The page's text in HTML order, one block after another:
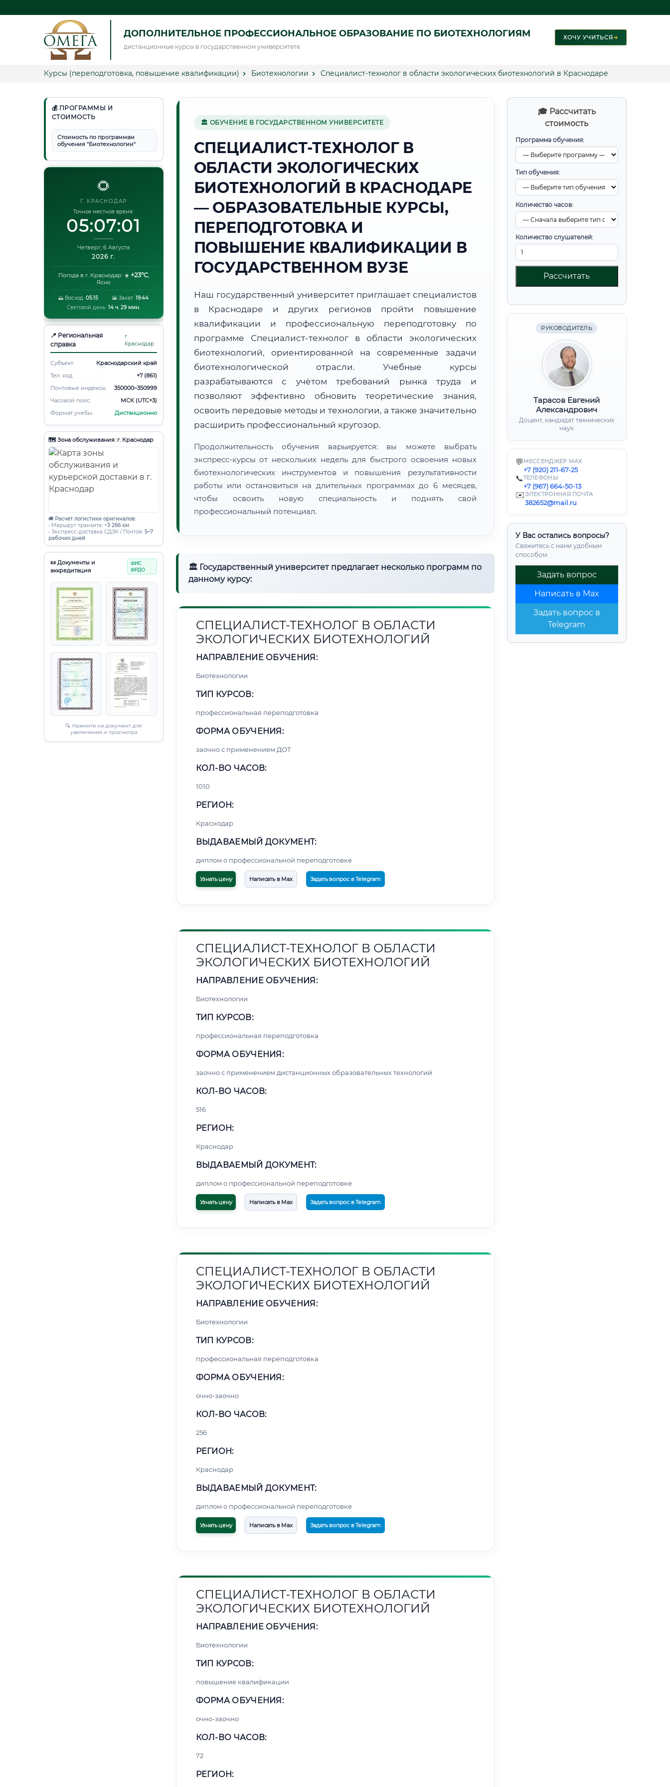
ДОПОЛНИТЕЛЬНОЕ ПРОФЕССИОНАЛЬНОЕ ОБРАЗОВАНИЕ ПО БИОТЕХНОЛОГИЯМ
дистанционные курсы в государственном университете
ХОЧУ УЧИТЬСЯ➜
Курсы (переподготовка, повышение квалификации) Биотехнологии Специалист-технолог в области экологических биотехнологий в Краснодаре
💰 ПРОГРАММЫ И
СТОИМОСТЬ
Стоимость по программам
обучения "Биотехнологии"
🌻
Г. КРАСНОДАР
Точное местное время:
05:07:02
Четверг, 6 Августа
2026 г.
Погода в г. Краснодар: ☀️ +23°C,
Ясно
🌅 Восход: 05:15 🌇 Закат:19:44
Световой день: 14 ч. 29 мин.
📍 Региональная
справка
г.
Краснодар
Субъект:
Краснодарский край
Тел. код:
+7 (861)
Почтовые индексы:
350000–350999
Часовой пояс:
МСК (UTC+3)
Формат учебы:
Дистанционно
🗺️ Зона обслуживания: г. Краснодар
🚚 Расчет логистики оригиналов:
• Маршрут транзита: ~3 266 км
• Экспресс-доставка СДЭК / Почтой: 5–7
рабочих дней
📜 Документы и
аккредитация
ФИС
ФРДО
🔍 Нажмите на документ для
увеличения и просмотра
🎓 Рассчитать
стоимость
Программа обучения:
Тип обучения:
Количество часов:
Количество слушателей:
Рассчитать
РУКОВОДИТЕЛЬ
Тарасов Евгений
Александрович
Доцент, кандидат технических
наук
💬 МЕССЕНДЖЕР MAX
+7 (920) 211-67-25
📞ТЕЛЕФОНЫ
+7 (967) 664-50-13
✉️ЭЛЕКТРОННАЯ ПОЧТА
382652@mail.ru
У Вас остались вопросы?
Свяжитесь с нами удобным
способом:
Задать вопрос
Написать в Max
Задать вопрос в
Telegram
🏛 ОБУЧЕНИЕ В ГОСУДАРСТВЕННОМ УНИВЕРСИТЕТЕ
СПЕЦИАЛИСТ-ТЕХНОЛОГ В
ОБЛАСТИ ЭКОЛОГИЧЕСКИХ
БИОТЕХНОЛОГИЙ В КРАСНОДАРЕ
— ОБРАЗОВАТЕЛЬНЫЕ КУРСЫ,
ПЕРЕПОДГОТОВКА И
ПОВЫШЕНИЕ КВАЛИФИКАЦИИ В
ГОСУДАРСТВЕННОМ ВУЗЕ
Наш государственный университет приглашает специалистов
в Краснодаре и других регионов пройти повышение
квалификации и профессиональную переподготовку по
программе Специалист-технолог в области экологических
биотехнологий, ориентированной на современные задачи
биотехнологической отрасли. Учебные курсы
разрабатываются с учётом требований рынка труда и
позволяют эффективно обновить теоретические знания,
освоить передовые методы и технологии, а также значительно
расширить профессиональный кругозор.
Продолжительность обучения варьируется: вы можете выбрать
экспресс-курсы от нескольких недель для быстрого освоения новых
биотехнологических инструментов и повышения результативности
работы или остановиться на длительных программах до 6 месяцев,
чтобы освоить новую специальность и поднять свой
профессиональный потенциал.
🏛 Государственный университет предлагает несколько программ по
данному курсу:
СПЕЦИАЛИСТ-ТЕХНОЛОГ В ОБЛАСТИ
ЭКОЛОГИЧЕСКИХ БИОТЕХНОЛОГИЙ
НАПРАВЛЕНИЕ ОБУЧЕНИЯ:
Биотехнологии
ТИП КУРСОВ:
профессиональная переподготовка
ФОРМА ОБУЧЕНИЯ:
заочно с применением ДОТ
КОЛ-ВО ЧАСОВ:
1010
РЕГИОН:
Краснодар
ВЫДАВАЕМЫЙ ДОКУМЕНТ:
диплом о профессиональной переподготовке
Узнать цену Написать в Max Задать вопрос в Telegram
СПЕЦИАЛИСТ-ТЕХНОЛОГ В ОБЛАСТИ
ЭКОЛОГИЧЕСКИХ БИОТЕХНОЛОГИЙ
НАПРАВЛЕНИЕ ОБУЧЕНИЯ:
Биотехнологии
ТИП КУРСОВ:
профессиональная переподготовка
ФОРМА ОБУЧЕНИЯ:
заочно с применением дистанционных образовательных технологий
КОЛ-ВО ЧАСОВ:
516
РЕГИОН:
Краснодар
ВЫДАВАЕМЫЙ ДОКУМЕНТ:
диплом о профессиональной переподготовке
Узнать цену Написать в Max Задать вопрос в Telegram
СПЕЦИАЛИСТ-ТЕХНОЛОГ В ОБЛАСТИ
ЭКОЛОГИЧЕСКИХ БИОТЕХНОЛОГИЙ
НАПРАВЛЕНИЕ ОБУЧЕНИЯ:
Биотехнологии
ТИП КУРСОВ:
профессиональная переподготовка
ФОРМА ОБУЧЕНИЯ:
очно-заочно
КОЛ-ВО ЧАСОВ:
256
РЕГИОН:
Краснодар
ВЫДАВАЕМЫЙ ДОКУМЕНТ:
диплом о профессиональной переподготовке
Узнать цену Написать в Max Задать вопрос в Telegram
СПЕЦИАЛИСТ-ТЕХНОЛОГ В ОБЛАСТИ
ЭКОЛОГИЧЕСКИХ БИОТЕХНОЛОГИЙ
НАПРАВЛЕНИЕ ОБУЧЕНИЯ:
Биотехнологии
ТИП КУРСОВ:
повышение квалификации
ФОРМА ОБУЧЕНИЯ:
очно-заочно
КОЛ-ВО ЧАСОВ:
72
РЕГИОН: